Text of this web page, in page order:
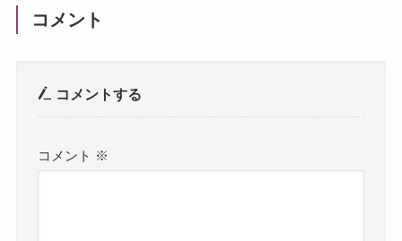
コメント
コメントする
コメント ※